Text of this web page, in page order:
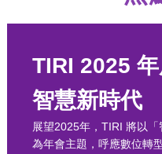
TIRI 2025
智慧新時代
展望2025年，TIRI 將以「
為年會主題，呼應數位轉